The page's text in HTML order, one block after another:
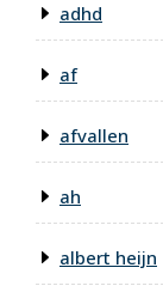
adhd
af
afvallen
ah
albert heijn